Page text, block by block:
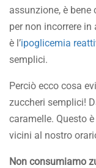
assunzione, è
per non incorrere
è l’ipoglicemia
semplici.
Perciò ecco cosa
zuccheri semplici!
caramelle. Questo
vicini al nostro
Non consumiamo